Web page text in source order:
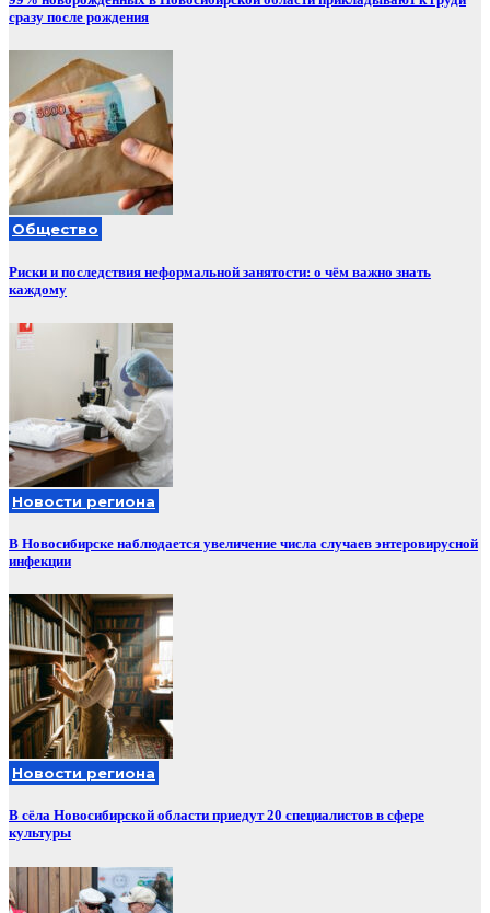
сразу после рождения
Общество
Риски и последствия неформальной занятости: о чём важно знать
каждому
Новости региона
В Новосибирске наблюдается увеличение числа случаев энтеровирусной
инфекции
Новости региона
В сёла Новосибирской области приедут 20 специалистов в сфере
культуры